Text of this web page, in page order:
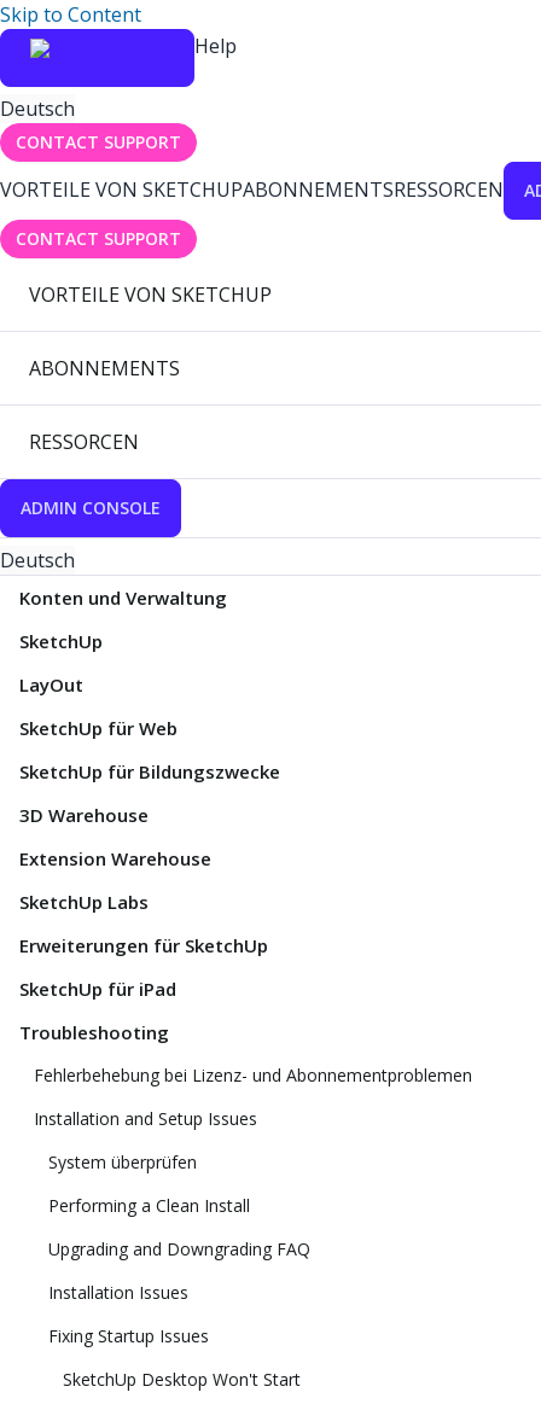
Skip to Content
Help
Deutsch
CONTACT SUPPORT
VORTEILE VON SKETCHUPABONNEMENTSRESSORCEN
CONTACT SUPPORT
VORTEILE VON SKETCHUP
ABONNEMENTS
RESSORCEN
ADMIN CONSOLE
Deutsch
Konten und Verwaltung
SketchUp
LayOut
SketchUp für Web
SketchUp für Bildungszwecke
3D Warehouse
Extension Warehouse
SketchUp Labs
Erweiterungen für SketchUp
SketchUp für iPad
Troubleshooting
Fehlerbehebung bei Lizenz- und Abonnementproblemen
Installation and Setup Issues
System überprüfen
Performing a Clean Install
Upgrading and Downgrading FAQ
Installation Issues
Fixing Startup Issues
SketchUp Desktop Won't Start